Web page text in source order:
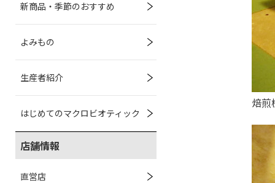
新商品・季節のおすすめ
よみもの
生産者紹介
はじめてのマクロビオティック
店舗情報
直営店
焙煎